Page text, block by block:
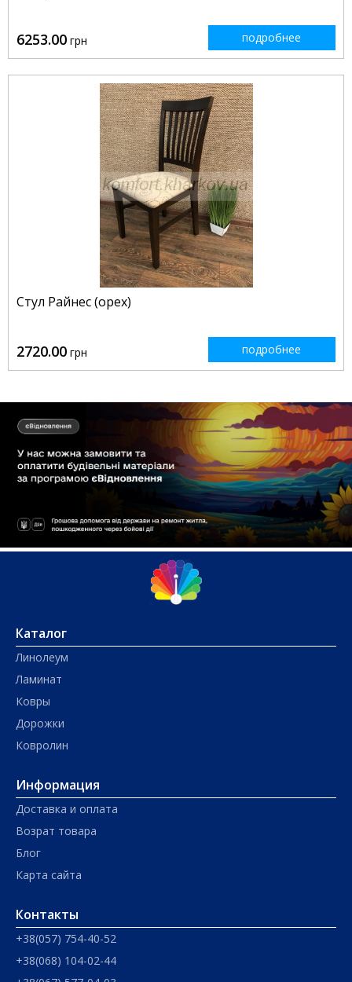
6253.00 грн подробнее
Стул Райнес (орех)
2720.00 грн подробнее
Каталог
Линолеум
Ламинат
Ковры
Дорожки
Ковролин
Информация
Доставка и оплата
Возрат товара
Блог
Карта сайта
Контакты
+38(057) 754-40-52
+38(068) 104-02-44